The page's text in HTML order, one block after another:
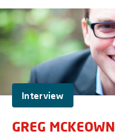
Interview
GREG MCKEOWN